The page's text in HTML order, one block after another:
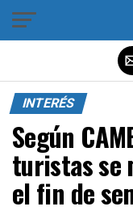
INTERÉS
Según
turistas se
el fin de